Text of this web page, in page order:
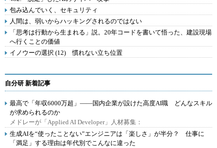
包み込んでいく、セキュリティ
人間は、弱いからハッキングされるのではない
「思考は行動から生まれる」説。20年コードを書いて悟った、建設現場
へ行くことの価値
イノウーの選択 (12) 慣れない立ち位置
自分研 新着記事
最高で「年収6000万超」――国内企業が設けた高度AI職 どんなスキル
が求められるのか
メドレーが「Applied AI Developer」人材募集：
生成AIを“使ったことない”エンジニアは「楽しさ」が半分？ 仕事に
「満足」する理由は年代別でこんなに違った